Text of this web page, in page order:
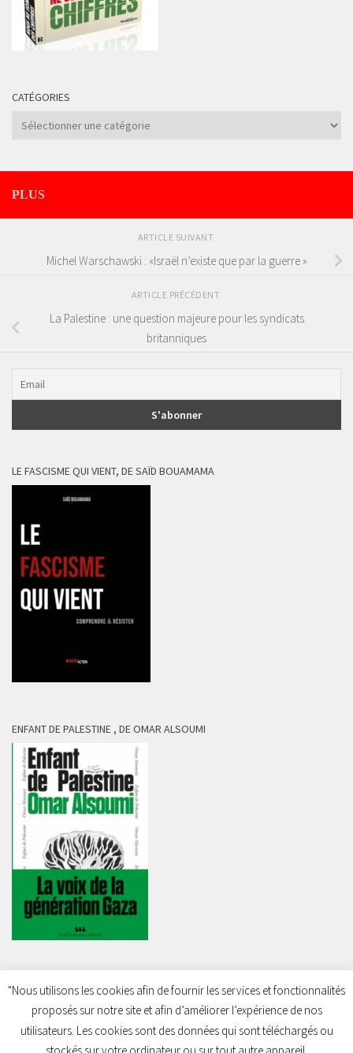
CATÉGORIES
Catégories
PLUS
ARTICLE SUIVANT
Michel Warschawski : «Israël n’existe que par la guerre »
ARTICLE PRÉCÉDENT
La Palestine : une question majeure pour les syndicats
britanniques
LE FASCISME QUI VIENT, DE SAÏD BOUAMAMA
ENFANT DE PALESTINE , DE OMAR ALSOUMI
Charleroi Pour la Palestine © 2026. Tous droits réservés.
"Nous utilisons les cookies afin de fournir les services et fonctionnalités
proposés sur notre site et afin d’améliorer l’expérience de nos
utilisateurs. Les cookies sont des données qui sont téléchargés ou